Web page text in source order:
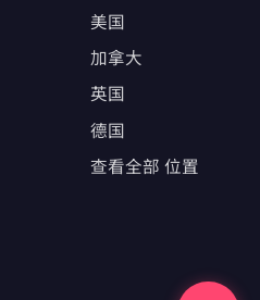
用固定IP，避免因IP变动触
测试广告投放效果
美国
加拿大
英国
德国
查看全部 位置